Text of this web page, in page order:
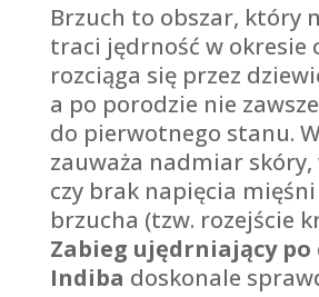
Brzuch to obszar, który
traci jędrność w okresie
rozciąga się przez
a po porodzie nie
do pierwotnego stanu.
zauważa nadmiar
czy brak napięcia
brzucha (tzw. rozejście
Zabieg ujędrniający po
Indiba doskonale